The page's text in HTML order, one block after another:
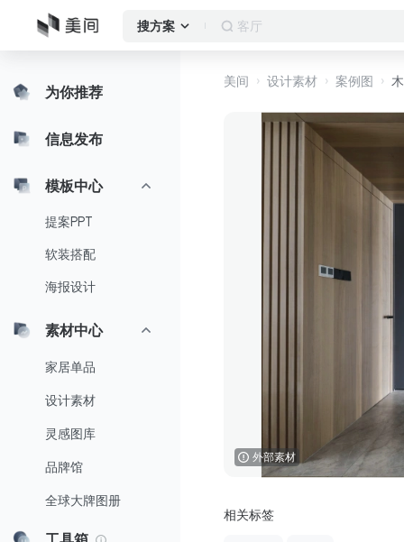
搜方案 客厅
为你推荐
信息发布
模板中心
提案PPT
软装搭配
海报设计
素材中心
家居单品
设计素材
灵感图库
品牌馆
全球大牌图册
美间 设计素材 案例图
外部素材
相关标签